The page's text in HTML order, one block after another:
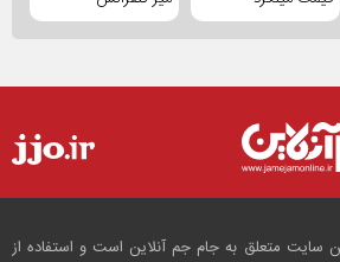
سایت متعلق به جام جم آنلاین است و استفاده از